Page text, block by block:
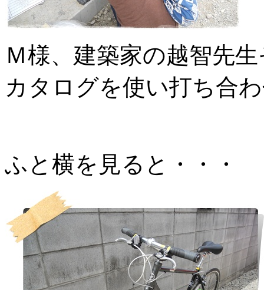
Ｍ様、建築家の越智先
カタログを使い打ち合
ふと横を見ると・・・